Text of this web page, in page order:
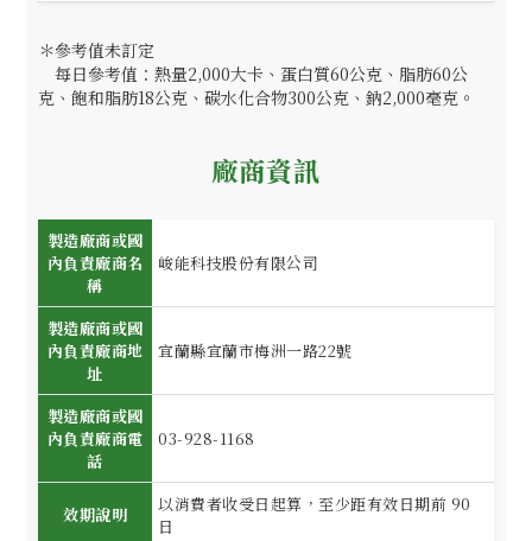
＊參考值未訂定
每日參考值：熱量2,000大卡、蛋白質60公克、脂肪60公
克、飽和脂肪18公克、碳水化合物300公克、鈉2,000毫克。
廠商資訊
製造廠商或國
內負責廠商名
稱
峻能科技股份有限公司
製造廠商或國
內負責廠商地
址
宜蘭縣宜蘭市梅洲一路22號
製造廠商或國
內負責廠商電
話
03-928-1168
效期說明
以消費者收受日起算，至少距有效日期前 90
日